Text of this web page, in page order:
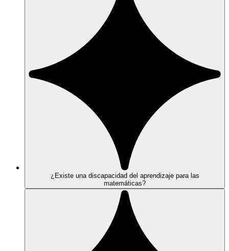
¿Existe una discapacidad del aprendizaje para las
matemáticas?